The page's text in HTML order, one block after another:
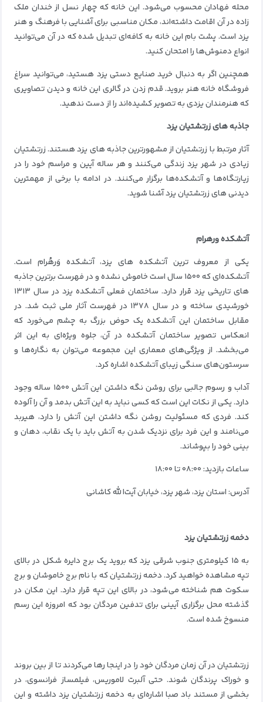
محله فهادان محسوب می‌شود. این خانه که چهار نسل از خندان ملک
زاده در آن اقامت داشته‌اند، مکان مناسبی برای آشنایی با فرهنگ و هنر
یزد است. پشت بام این خانه به کافه‌ای تبدیل شده که در آن می‌توانید
انواع دمنوش‌ها را امتحان کنید.
همچنین اگر به دنبال خرید صنایع دستی یزد هستید، می‌توانید سراغ
فروشگاه خانه هنر بروید. قدم زدن در گالری این خانه و دیدن تصاویری
که هنرمندان یزدی به تصویر کشیده‌اند را از دست ندهید.
جاذبه های زرتشتیان یزد
آثار مرتبط با زرتشتیان از مشهورترین جاذبه های یزد هستند. زرتشتیان
زیادی در شهر یزد زندگی می‌کنند و هر ساله آیین و مراسم خود را در
زیارتگاه‌ها و آتشکده‌ها برگزار می‌کنند. در ادامه با برخی از مهمترین
دیدنی های زرتشتیان یزد آشنا شوید.
آتشکده ورهرام
یکی از معروف ترین آتشکده های یزد، آتشکده وَرهُرام است.
آتشکده‌ای که ۱۵۰۰ سال است خاموش نشده و در فهرست برترین جاذبه
های تاریخی یزد قرار دارد. ساختمان فعلی آتشکده یزد در سال ۱۳۱۳
خورشیدی ساخته و در سال ۱۳۷۸ در فهرست آثار ملی ثبت شد. در
مقابل ساختمان این آتشکده یک حوض بزرگ به چشم می‌خورد که
انعکاس تصویر ساختمان آتشکده در آن، جلوه ویژه‌ای به این اثر
می‌بخشد. از ویژگی‌های معماری این مجموعه می‌توان به نگاره‌ها و
سرستون‌های سنگی زیبای آتشکده اشاره کرد.
آداب و رسوم جالبی برای روشن نگه داشتن این آتش ۱۵۰۰ ساله وجود
دارد. یکی از نکات این است که کسی نباید به این آتش بدمد و آن را آلوده
کند. فردی که مسئولیت روشن نگه داشتن این آتش را دارد، هیربد
می‌نامند و این فرد برای نزدیک شدن به آتش باید با یک نقاب، دهان و
بینی خود را بپوشاند.
ساعات بازدید: ۰۸:۰۰ تا ۱۸:۰۰
آدرس: استان یزد، شهر یزد، خیابان آیت‌الله کاشانی
دخمه زرتشتیان یزد
به ۱۵ کیلومتری جنوب شرقی یزد که بروید یک برج دایره شکل در بالای
تپه مشاهده خواهید کرد. دخمه زرتشتیان که با نام برج خاموشان و برج
سکوت هم شناخته می‌شود، در بالای این تپه قرار دارد. این مکان در
گذشته محل برگزاری آیینی برای تدفین مردگان بود که امروزه این رسم
منسوخ شده است.
زرتشتیان در آن زمان مردگان خود را در اینجا رها می‌کردند تا از بین بروند
و خوراک پرندگان شوند. حتی آلبرت لاموریس، فیلمساز فرانسوی، در
بخشی از مستند باد صبا اشاره‌ای به دخمه زرتشتیان یزد داشته و این